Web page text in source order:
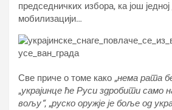
председничких избора, ка још
мобилизацији…
Све приче о томе како „нема рата
„украјинце ће Руси здробити само
вољу“, „руско оружје је боље од